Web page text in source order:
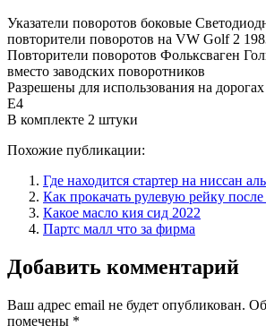
Указатели поворотов боковые
повторители поворотов на VW Golf 2
Повторители поворотов Фольксваген
вместо заводских поворотников
Разрешены для использования на
E4
В комплекте 2 штуки
Похожие публикации:
Где находится стартер на ниссан
Как прокачать рулевую рейку
Какое масло кия сид 2022
Партс малл что за фирма
Добавить комментарий
Ваш адрес email не будет опубликован.
помечены *